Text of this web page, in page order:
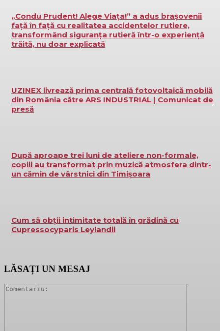
„Condu Prudent! Alege Viața!” a adus brașovenii
față în față cu realitatea accidentelor rutiere,
transformând siguranța rutieră într-o experiență
trăită, nu doar explicată
UZINEX livrează prima centrală fotovoltaică mobilă
din România către ARS INDUSTRIAL | Comunicat de
presă
După aproape trei luni de ateliere non-formale,
copiii au transformat prin muzică atmosfera dintr-
un cămin de vârstnici din Timișoara
Cum să obții intimitate totală în grădină cu
Cupressocyparis Leylandii
LĂSAȚI UN MESAJ